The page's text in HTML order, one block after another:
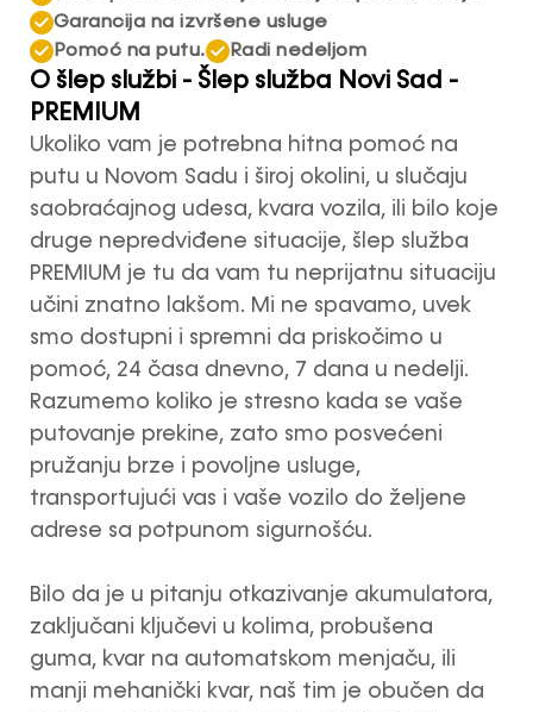
Garancija na izvršene usluge
Pomoć na putu.
Radi nedeljom
O šlep službi - Šlep služba Novi Sad -
PREMIUM
Ukoliko vam je potrebna hitna pomoć na
putu u Novom Sadu i široj okolini, u slučaju
saobraćajnog udesa, kvara vozila, ili bilo koje
druge nepredviđene situacije, šlep služba
PREMIUM je tu da vam tu neprijatnu situaciju
učini znatno lakšom. Mi ne spavamo, uvek
smo dostupni i spremni da priskočimo u
pomoć, 24 časa dnevno, 7 dana u nedelji.
Razumemo koliko je stresno kada se vaše
putovanje prekine, zato smo posvećeni
pružanju brze i povoljne usluge,
transportujući vas i vaše vozilo do željene
adrese sa potpunom sigurnošću.
Bilo da je u pitanju otkazivanje akumulatora,
zaključani ključevi u kolima, probušena
guma, kvar na automatskom menjaču, ili
manji mehanički kvar, naš tim je obučen da